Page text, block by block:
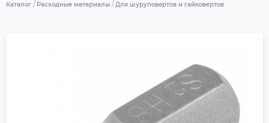
Каталог Расходные материалы Для шуруповертов и гайковертов